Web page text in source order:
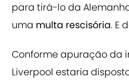
para tirá-lo da
uma multa rescisória. E
Conforme apuração da
Liverpool estaria